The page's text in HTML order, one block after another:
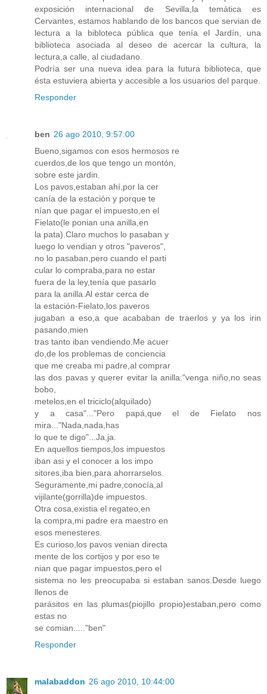
exposición internacional de Sevilla,la temática es
Cervantes, estamos hablando de los bancos que servian de
lectura a la bibloteca pública que tenía el Jardín, una
biblioteca asociada al deseo de acercar la cultura, la
lectura,a calle, al ciudadano.
Podría ser una nueva idea para la futura biblioteca, que
ésta estuviera abierta y accesible a los usuarios del parque.
Responder
ben 26 ago 2010, 9:57:00
Bueno,sigamos con esos hermosos re
cuerdos,de los que tengo un montón,
sobre este jardin.
Los pavos,estaban ahí,por la cer
canía de la estación y porque te
nían que pagar el impuesto,en el
Fielato(le ponian una anilla,en
la pata).Claro muchos lo pasaban y
luego lo vendian y otros "paveros",
no lo pasaban,pero cuando el parti
cular lo compraba,para no estar
fuera de la ley,tenía que pasarlo
para la anilla.Al estar cerca de
la estación-Fielato,los paveros
jugaban a eso,a que acababan de traerlos y ya los irin
pasando,mien
tras tanto iban vendiendo.Me acuer
do,de los problemas de conciencia
que me creaba mi padre,al comprar
las dos pavas y querer evitar la anilla:"venga niño,no seas
bobo,
metelos,en el triciclo(alquilado)
y a casa"..."Pero papá,que el de Fielato nos
mira..."Nada,nada,has
lo que te digo"...Ja,ja.
En aquellos tiempos,los impuestos
iban asi y el conocer a los impo
sitores,iba bien,para ahorrarselos.
Seguramente,mi padre,conocía,al
vijilante(gorrilla)de impuestos.
Otra cosa,existia el regateo,en
la compra,mi padre era maestro en
esos menesteres.
Es curioso,los pavos venian directa
mente de los cortijos y por eso te
nian que pagar impuestos,pero el
sistema no les preocupaba si estaban sanos.Desde luego
llenos de
parásitos en las plumas(piojillo propio)estaban,pero como
estas no
se comian....."ben"
Responder
malabaddon 26 ago 2010, 10:44:00